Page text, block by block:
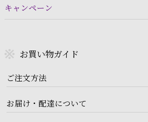
キャンペーン
お買い物ガイド
ご注文方法
お届け・配達について